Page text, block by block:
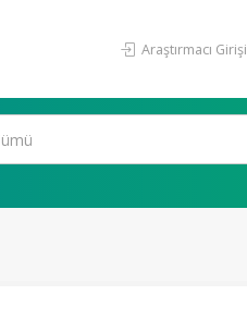
Araştırmacı Girişi